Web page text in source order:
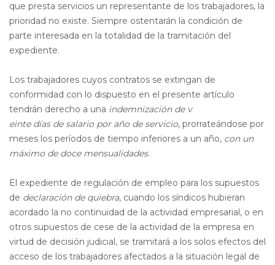
que presta servicios un representante de los trabajadores, la
prioridad no existe. Siempre ostentarán la condición de
parte interesada en la totalidad de la tramitación del
expediente.
Los trabajadores cuyos contratos se extingan de
conformidad con lo dispuesto en el presente artículo
tendrán derecho a una indemnización de v
einte días de salario por año de servicio, prorrateándose por
meses los períodos de tiempo inferiores a un año, con un
máximo de doce mensualidades.
El expediente de regulación de empleo para los supuestos
de declaración de quiebra, cuando los síndicos hubieran
acordado la no continuidad de la actividad empresarial, o en
otros supuestos de cese de la actividad de la empresa en
virtud de decisión judicial, se tramitará a los solos efectos del
acceso de los trabajadores afectados a la situación legal de